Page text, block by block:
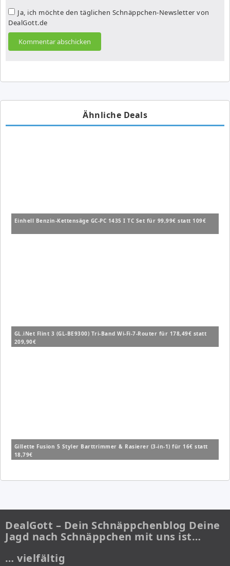
Ja, ich möchte den täglichen Schnäppchen-Newsletter von
DealGott.de
Ähnliche Deals
Einhell Benzin-Kettensäge GC-PC 1435 I TC Set für 99,99€ statt 109€
GL.iNet Flint 3 (GL-BE9300) Tri-Band Wi-Fi-7-Router für 178,49€ statt
209,90€
Gillette Fusion 5 Styler Barttrimmer & Rasierer (3-in-1) für 16€ statt
18,79€
DealGott – Dein Schnäppchenblog Deine
Jagd nach Schnäppchen mit uns ist…
… vielfältig